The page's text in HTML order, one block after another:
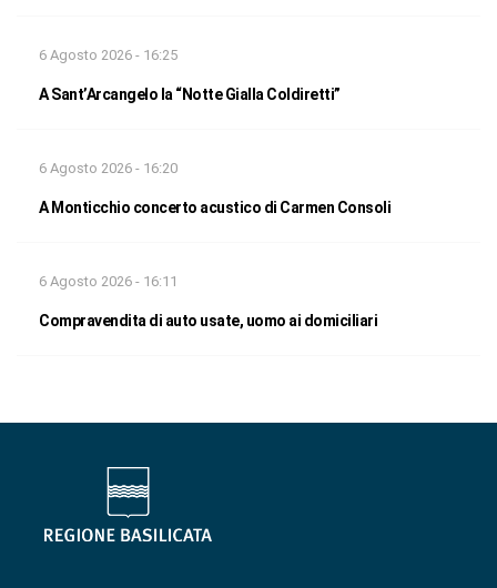
6 Agosto 2026 - 16:25
A Sant’Arcangelo la “Notte Gialla Coldiretti”
6 Agosto 2026 - 16:20
A Monticchio concerto acustico di Carmen Consoli
6 Agosto 2026 - 16:11
Compravendita di auto usate, uomo ai domiciliari